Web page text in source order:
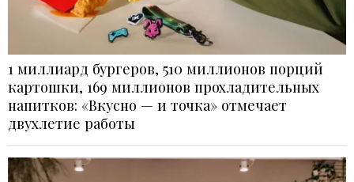
1 миллиард бургеров, 510 миллионов порций
картошки, 169 миллионов прохладительных
напитков: «Вкусно — и точка» отмечает
двухлетие работы